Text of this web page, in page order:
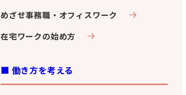
めざせ事務職・オフィスワーク
在宅ワークの始め方
■ 働き方を考える